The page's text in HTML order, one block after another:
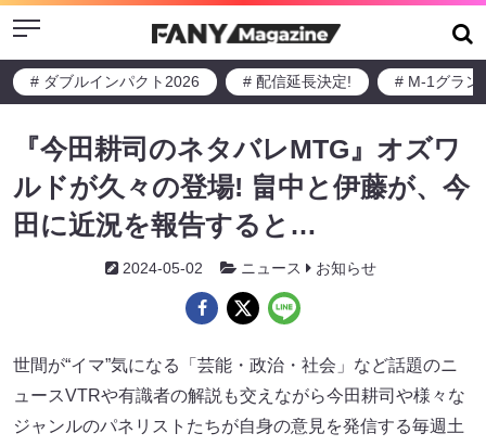
Menu
# ダブルインパクト2026 # 配信延長決定! # M-1グラン
『今田耕司のネタバレMTG』オズワ
ルドが久々の登場! 畠中と伊藤が、今
田に近況を報告すると…
2024-05-02 ニュース お知らせ
世間が“イマ”気になる「芸能・政治・社会」など話題のニ
ュースVTRや有識者の解説も交えながら今田耕司や様々な
ジャンルのパネリストたちが自身の意見を発信する毎週土